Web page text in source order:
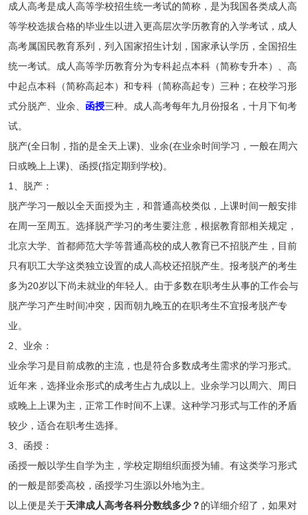
成人高考是成人高等学校招生统一考试的简称，是为我国各类成人高
等学校选拔合格的毕业生以进入更高层次学历教育的入学考试，成人
高考属国民教育系列，列入国家招生计划，国家承认学历，全国招生
统一考试。成人高等学历教育分为专科起点本科（简称专升本）、高
中起点本科（简称高起本）和专科（简称高起专）三种；在校学习形
式分脱产、业余、 函授三种。成人高考每年九月份报名，十月下旬考
试。
脱产(全日制，指的是全天上课)、业余(在业余时间学习，一般在周六
日或晚上上课)、函授(指定期到学校)。
1、脱产：
脱产学习一般以全天面授为主，和普通高校类似，上课时间一般安排
在周一至周五。选择脱产学习的考生要注意，根据教育部相关规定，
北京大学、首都师范大学等普通高校的成人教育已不招脱产生，目前
只有职工大学这类独立设置的成人高校还招脱产生。报考脱产的考生
多为20岁以下尚未就业的年轻人。由于多数在职考生从事的工作会与
脱产学习产生时间冲突，因而朝九晚五的在职考生不宜报考脱产专
业。
2、业余：
业余学习是目前成教的主流，也是符合多数成考生需求的学习形式。
近年来，选择业余形式的成考生占九成以上。业余学习以周六、周日
或晚上上课为主，正常工作时间不上课。这种学习形式与工作的矛盾
较少，适合在职考生选择。
3、函授：
函授一般以学生自学为主，学校定期组织面授为辅。有这类学习形式
的一般是部委高校，函授学习生源以外地为主。
以上便是关于天津成人高考各科分数线多少？ 的详细介绍了，如果对